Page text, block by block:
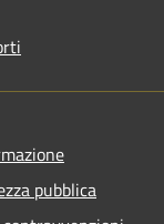
pubblica